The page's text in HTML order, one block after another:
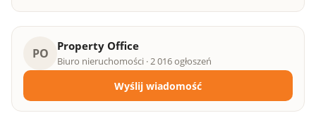
PO
Property Office
Biuro nieruchomości · 2 016 ogłoszeń
Wyślij wiadomość